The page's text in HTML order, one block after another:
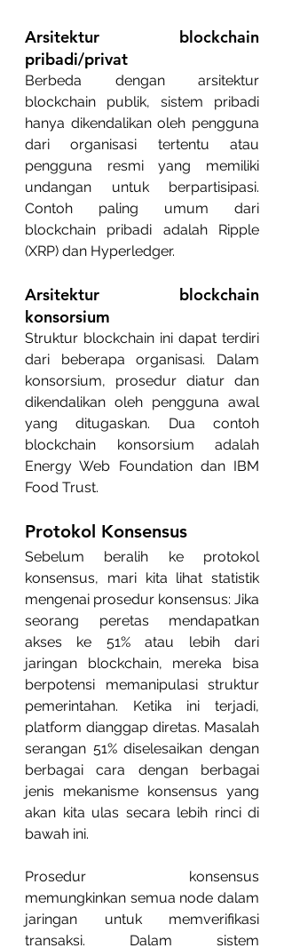
Arsitektur blockchain
pribadi/privat
Berbeda dengan arsitektur
blockchain publik, sistem pribadi
hanya dikendalikan oleh pengguna
dari organisasi tertentu atau
pengguna resmi yang memiliki
undangan untuk berpartisipasi.
Contoh paling umum dari
blockchain pribadi adalah Ripple
(XRP) dan Hyperledger.
Arsitektur blockchain
konsorsium
Struktur blockchain ini dapat terdiri
dari beberapa organisasi. Dalam
konsorsium, prosedur diatur dan
dikendalikan oleh pengguna awal
yang ditugaskan. Dua contoh
blockchain konsorsium adalah
Energy Web Foundation dan IBM
Food Trust.
Protokol Konsensus
Sebelum beralih ke protokol
konsensus, mari kita lihat statistik
mengenai prosedur konsensus: Jika
seorang peretas mendapatkan
akses ke 51% atau lebih dari
jaringan blockchain, mereka bisa
berpotensi memanipulasi struktur
pemerintahan. Ketika ini terjadi,
platform dianggap diretas. Masalah
serangan 51% diselesaikan dengan
berbagai cara dengan berbagai
jenis mekanisme konsensus yang
akan kita ulas secara lebih rinci di
bawah ini.
Prosedur konsensus
memungkinkan semua node dalam
jaringan untuk memverifikasi
transaksi. Dalam sistem